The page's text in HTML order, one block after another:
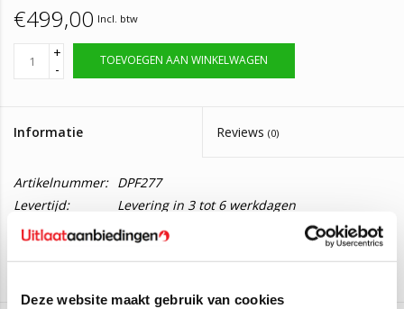
Deze website maakt gebruik van cookies
€499,00 Incl. btw
+
-
TOEVOEGEN AAN WINKELWAGEN
Informatie Reviews (0)
Artikelnummer: DPF277
Levertijd:
Levering in 3 tot 6 werkdagen
Roetfilter Mercedes Sprinter 3,5
Mercedes sprinter 313 CDI